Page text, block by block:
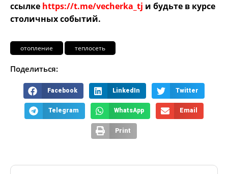
ссылке https://t.me/vecherka_tj и будьте в курсе
столичных событий.
отопление теплосеть
Поделиться:
Facebook LinkedIn Twitter
Telegram WhatsApp Email
Print